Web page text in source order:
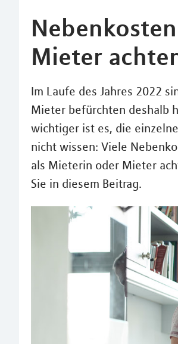
Mieter
Im Laufe des Jahres 2022
Mieter befürchten deshalb
wichtiger ist es, die
nicht wissen: Viele
als Mieterin oder Mieter
Sie in diesem Beitrag.